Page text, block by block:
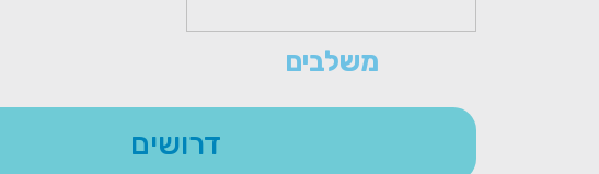
משלבים
דרושים